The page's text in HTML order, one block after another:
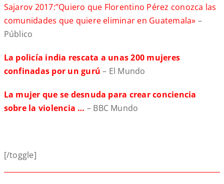
Sajarov 2017:”Quiero que Florentino Pérez conozca las
comunidades que quiere eliminar en Guatemala» –
Público
La policía india rescata a unas 200 mujeres
confinadas por un gurú – El Mundo
La mujer que se desnuda para crear conciencia
sobre la violencia … – BBC Mundo
[/toggle]